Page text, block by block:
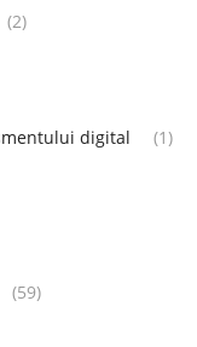
(2)
digital
(1)
(59)